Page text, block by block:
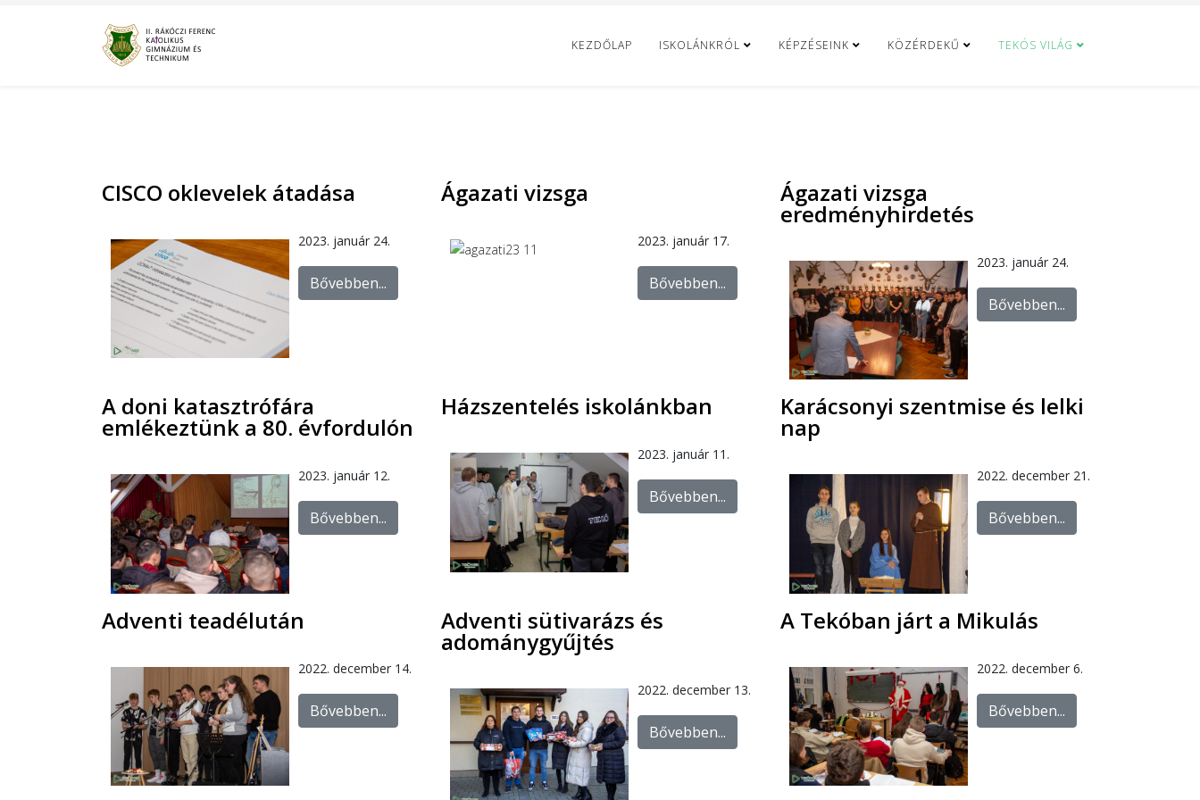
KEZDŐLAP ISKOLÁNKRÓL KÉPZÉSEINK KÖZÉRDEKŰ TEKÓS VILÁG
CISCO oklevelek átadása
2023. január 24.
Bővebben...
Ágazati vizsga
2023. január 17.
Bővebben...
Ágazati vizsga
eredményhirdetés
2023. január 24.
Bővebben...
A doni katasztrófára
emlékeztünk a 80. évfordulón
2023. január 12.
Bővebben...
Házszentelés iskolánkban
2023. január 11.
Bővebben...
Karácsonyi szentmise és lelki
nap
2022. december 21.
Bővebben...
Adventi teadélután
2022. december 14.
Bővebben...
Adventi sütivarázs és
adománygyűjtés
2022. december 13.
Bővebben...
A Tekóban járt a Mikulás
2022. december 6.
Bővebben...